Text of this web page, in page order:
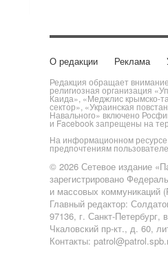
О редакции Реклама
Редакция обращает
религиозная организация
Каида», «Меджлис крымско-
сектор», «Украинская
Навального» включено
и Facebook запрещены на
На информационном
предпочтениям
© 2026 Сетевое издание
зарегистрировано
и массовых коммуникаций
Главный редактор:
97136, г. Санкт-Петербург,
Чкаловский пр-кт., д. 60,
Контакты: